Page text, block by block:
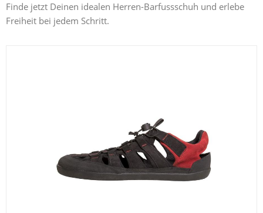
Finde jetzt Deinen idealen Herren-Barfussschuh und erlebe
Freiheit bei jedem Schritt.